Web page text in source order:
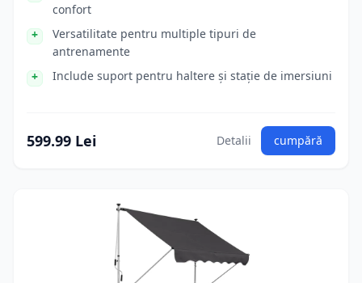
confort
Versatilitate pentru multiple tipuri de
antrenamente
Include suport pentru haltere și stație de imersiuni
599.99 Lei Detalii cumpără